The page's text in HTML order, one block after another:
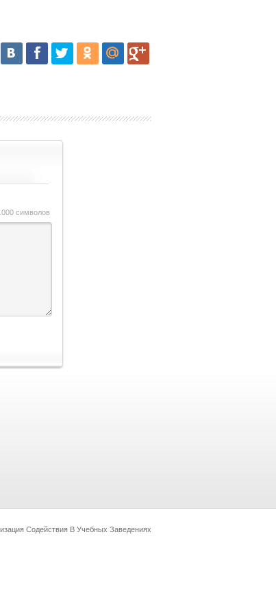
символов
Содействия В Учебных Заведениях